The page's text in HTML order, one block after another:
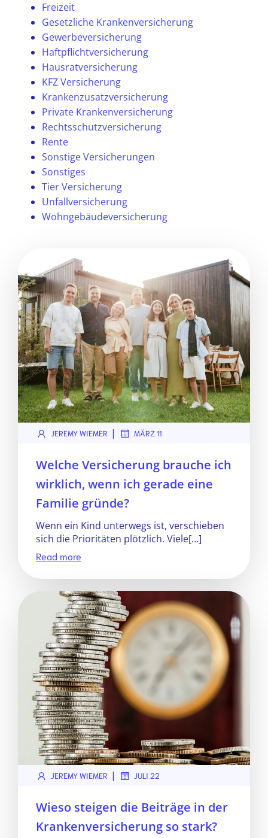
Freizeit
Gesetzliche Krankenversicherung
Gewerbeversicherung
Haftpflichtversicherung
Hausratversicherung
KFZ Versicherung
Krankenzusatzversicherung
Private Krankenversicherung
Rechtsschutzversicherung
Rente
Sonstige Versicherungen
Sonstiges
Tier Versicherung
Unfallversicherung
Wohngebäudeversicherung
JEREMY WIEMER | MÄRZ 11
Welche Versicherung brauche ich
wirklich, wenn ich gerade eine
Familie gründe?
Wenn ein Kind unterwegs ist, verschieben
sich die Prioritäten plötzlich. Viele[…]
Read more
JEREMY WIEMER | JULI 22
Wieso steigen die Beiträge in der
Krankenversicherung so stark?